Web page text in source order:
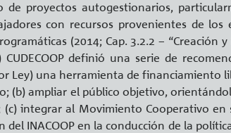
de pro­yec­tos au­to­ges­tio­na­rios,
con re­cur­sos pro­ve­nien­tes de los
(2014; Cap. 3.2.2 –
CU­DE­CO­OP de­fi­nió una serie de
Ley) una he­rra­mien­ta de fi­nan­cia­mien­to
(b) am­pliar el pú­bli­co ob­je­ti­vo,
(c) in­te­grar al Mo­vi­mien­to Coope­ra­ti­vo en
del INACOOP en la con­duc­ción de la